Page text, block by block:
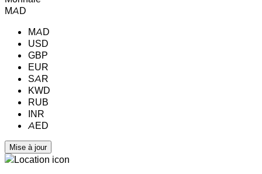
MAD
MAD
USD
GBP
EUR
SAR
KWD
RUB
INR
AED